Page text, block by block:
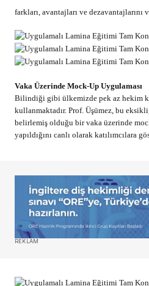
farkları, avantajları ve dezavantajlarını
Vaka Üzerinde Mock-Up Uygulaması
Bilindiği gibi ülkemizde pek az hekim
kullanmaktadır. Prof. Üşümez, bu
belirlemiş olduğu bir vaka üzerinde
yapıldığını canlı olarak katılımcılara
REKLAM